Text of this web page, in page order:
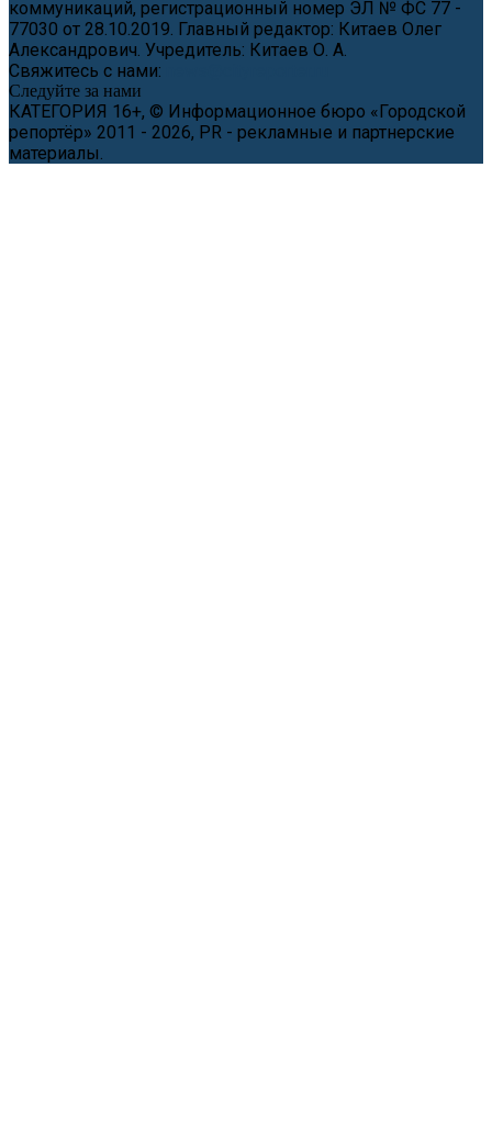
коммуникаций, регистрационный номер ЭЛ № ФС 77 -
77030 от 28.10.2019. Главный редактор: Китаев Олег
Александрович. Учредитель: Китаев О. А.
Свяжитесь с нами:
Следуйте за нами
КАТЕГОРИЯ 16+, © Информационное бюро «Городской
репортёр» 2011 - 2026, PR - рекламные и партнерские
материалы.